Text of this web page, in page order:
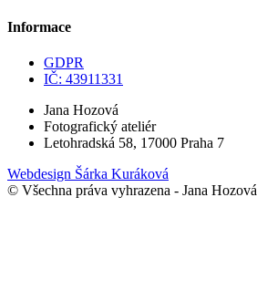
Informace
GDPR
IČ: 43911331
Jana Hozová
Fotografický ateliér
Letohradská 58, 17000 Praha 7
Webdesign Šárka Kuráková
© Všechna práva vyhrazena - Jana Hozová